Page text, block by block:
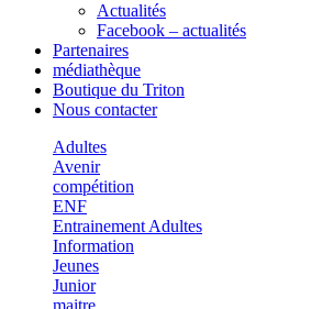
Actualités
Facebook – actualités
Partenaires
médiathèque
Boutique du Triton
Nous contacter
Adultes
Avenir
compétition
ENF
Entrainement Adultes
Information
Jeunes
Junior
maitre